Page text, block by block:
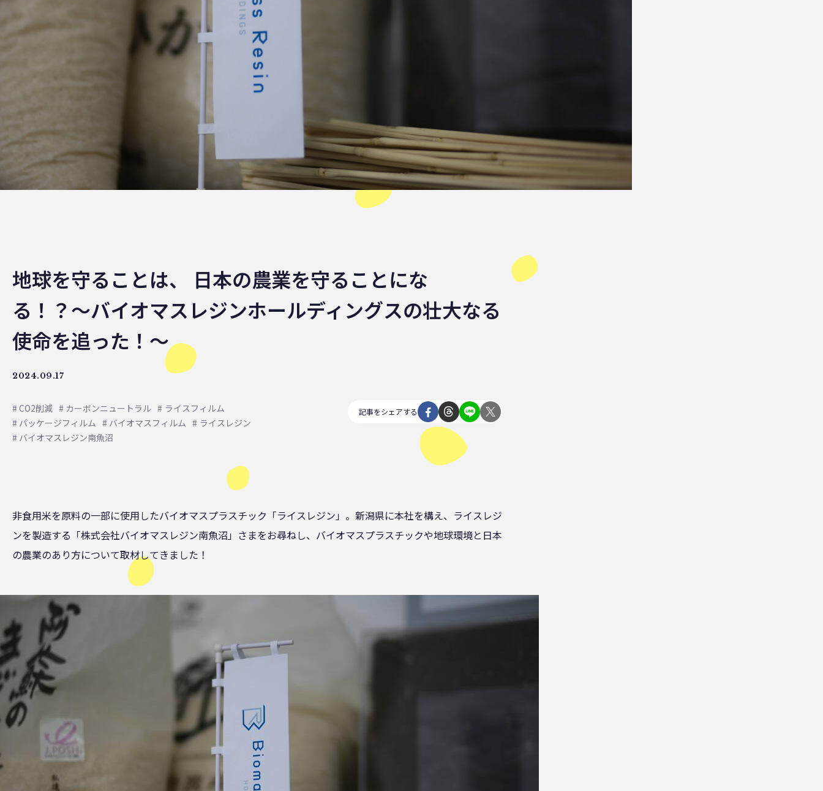
地球を守ることは、 日本の農業を守ることにな
る！？〜バイオマスレジンホールディングスの壮大なる
使命を追った！〜
2024.09.17
CO2削減 カーボンニュートラル
ライスフィルム
パッケージフィルム
バイオマスフィルム
ライスレジン
バイオマスレジン南魚沼
記事をシェアする
非食用米を原料の一部に使用したバイオマスプラスチック「ライスレジン」。新潟県に本社を構え、ライスレジ
ンを製造する「株式会社バイオマスレジン南魚沼」さまをお尋ねし、バイオマスプラスチックや地球環境と日本
の農業のあり方について取材してきました！